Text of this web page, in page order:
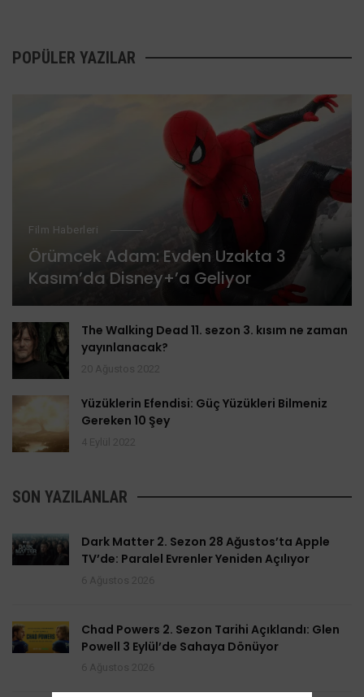
POPÜLER YAZILAR
Film Haberleri
Örümcek Adam: Evden Uzakta 3
Kasım’da Disney+’a Geliyor
The Walking Dead 11. sezon 3. kısım ne zaman
yayınlanacak?
Yüzüklerin Efendisi: Güç Yüzükleri Bilmeniz
Gereken 10 Şey
SON YAZILANLAR
Dark Matter 2. Sezon 28 Ağustos’ta Apple
TV’de: Paralel Evrenler Yeniden Açılıyor
Chad Powers 2. Sezon Tarihi Açıklandı: Glen
Powell 3 Eylül’de Sahaya Dönüyor